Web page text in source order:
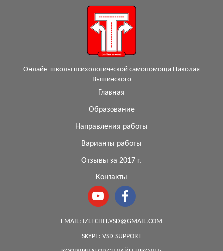
Онлайн-школы психологической самопомощи Николая
Вышинского
Главная
Образование
Направления работы
Варианты работы
Отзывы за 2017 г.
Контакты
EMAIL: IZLECHIT.VSD@GMAIL.COM
SKYPE: VSD-SUPPORT